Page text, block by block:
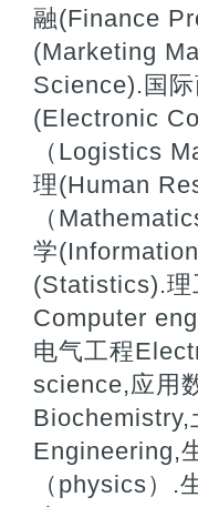
融(Finance
(Marketing
Science).国
(Electronic
（Logistics
理(Human
（
学
(Statistics).理
Computer
电气工程
science,应用
Engineering,
（physics）